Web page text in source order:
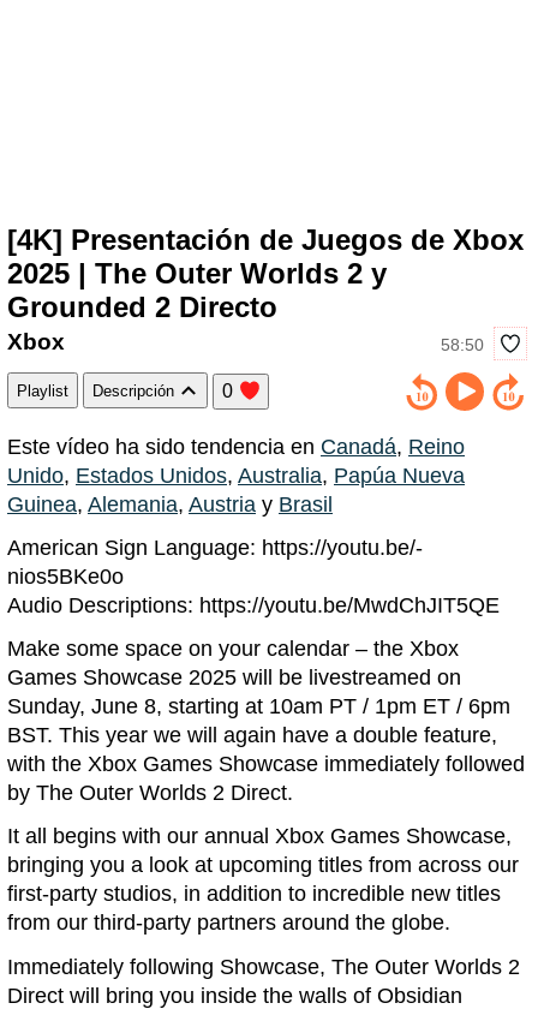
[4K] Presentación de Juegos de Xbox
2025 | The Outer Worlds 2 y
Grounded 2 Directo
58:50
Xbox
Playlist Descripción 0
Este vídeo ha sido tendencia en Canadá, Reino
Unido, Estados Unidos, Australia, Papúa Nueva
Guinea, Alemania, Austria y Brasil
American Sign Language: https://youtu.be/-
nios5BKe0o
Audio Descriptions: https://youtu.be/MwdChJIT5QE
Make some space on your calendar – the Xbox
Games Showcase 2025 will be livestreamed on
Sunday, June 8, starting at 10am PT / 1pm ET / 6pm
BST. This year we will again have a double feature,
with the Xbox Games Showcase immediately followed
by The Outer Worlds 2 Direct.
It all begins with our annual Xbox Games Showcase,
bringing you a look at upcoming titles from across our
first-party studios, in addition to incredible new titles
from our third-party partners around the globe.
Immediately following Showcase, The Outer Worlds 2
Direct will bring you inside the walls of Obsidian